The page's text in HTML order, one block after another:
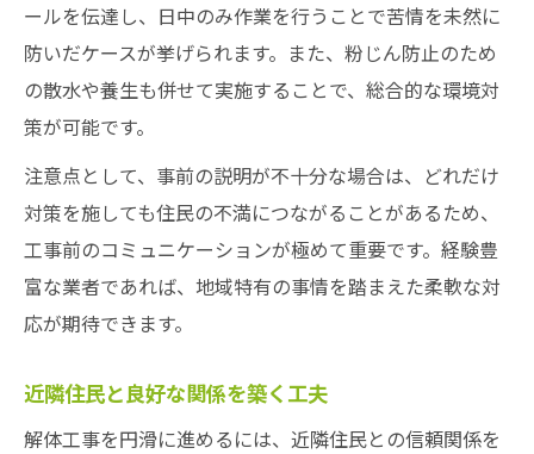
ールを伝達し、日中のみ作業を行うことで苦情を未然に
防いだケースが挙げられます。また、粉じん防止のため
の散水や養生も併せて実施することで、総合的な環境対
策が可能です。
注意点として、事前の説明が不十分な場合は、どれだけ
対策を施しても住民の不満につながることがあるため、
工事前のコミュニケーションが極めて重要です。経験豊
富な業者であれば、地域特有の事情を踏まえた柔軟な対
応が期待できます。
近隣住民と良好な関係を築く工夫
解体工事を円滑に進めるには、近隣住民との信頼関係を